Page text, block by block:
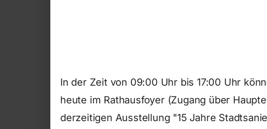
In der Zeit von 09:00 Uhr bis 17:00 Uhr
heute im Rathausfoyer (Zugang über
derzeitigen Ausstellung "15 Jahre